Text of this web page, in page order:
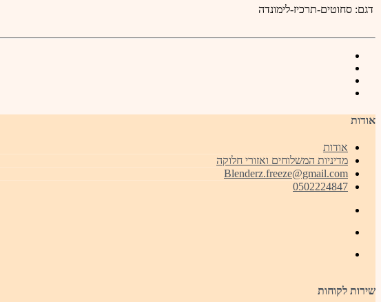
דגם: סחוטים-תרכיז-לימונדה
אודות
אודות
מדיניות המשלוחים ואזורי חלוקה
Blenderz.freeze@gmail.com
0502224847
שירות לקוחות